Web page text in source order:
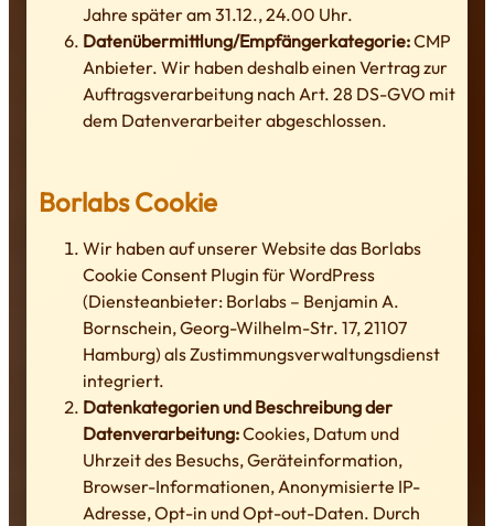
Jahre später am 31.12., 24.00 Uhr.
Datenübermittlung/Empfängerkategorie:CMP
Anbieter. Wir haben deshalb einen Vertrag zur
Auftragsverarbeitung nach Art. 28 DS-GVO mit
dem Datenverarbeiter abgeschlossen.
Borlabs Cookie
Wir haben auf unserer Website das Borlabs
Cookie Consent Plugin für WordPress
(Diensteanbieter: Borlabs – Benjamin A.
Bornschein, Georg-Wilhelm-Str. 17, 21107
Hamburg) als Zustimmungsverwaltungsdienst
integriert.
Datenkategorien und Beschreibung der
Datenverarbeitung:Cookies, Datum und
Uhrzeit des Besuchs, Geräteinformation,
Browser-Informationen, Anonymisierte IP-
Adresse, Opt-in und Opt-out-Daten. Durch